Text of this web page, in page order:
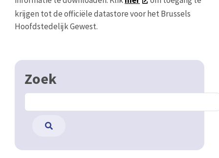
krijgen tot de officiële datastore voor het Brussels
Hoofdstedelijk Gewest.
Zoek